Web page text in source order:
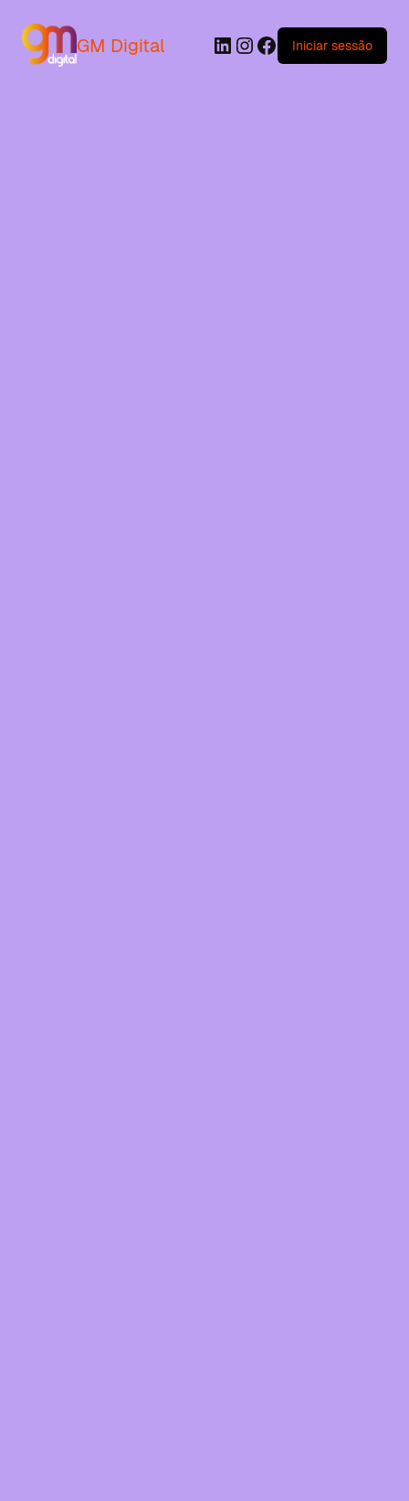
GM Digital Iniciar sessão